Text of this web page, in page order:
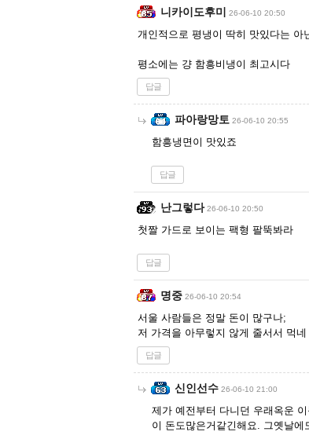
니카이도후미 26-06-10 20:50
개인적으로 평냉이 딱히 맛있다는 아
평소에는 걍 함흥비냉이 최고시다
답글
파아랑망토 26-06-10 20:55
함흥냉면이 맛있죠
답글
난그렇다 26-06-10 20:50
첫짤 가드로 보이는 팩형 팔뚝봐라
답글
명중 26-06-10 20:54
서울 사람들은 정말 돈이 많구나;
저 가격을 아무렇지 않게 줄서서 먹네
답글
신인선수 26-06-10 21:00
제가 예전부터 다니던 우래옥운
이 돈도많은거같긴해요. 그옛날